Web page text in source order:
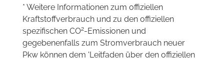
* Weitere Informationen zum offiziellen
Kraftstoffverbrauch und zu den offiziellen
spezifischen CO2-Emissionen und
gegebenenfalls zum Stromverbrauch neuer
Pkw können dem 'Leitfaden über den offiziellen